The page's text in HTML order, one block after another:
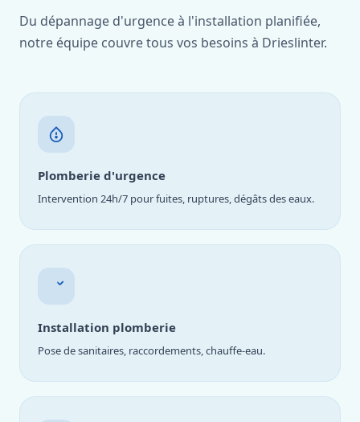
Du dépannage d'urgence à l'installation planifiée,
notre équipe couvre tous vos besoins à Drieslinter.
Plomberie d'urgence
Intervention 24h/7 pour fuites, ruptures, dégâts des eaux.
Installation plomberie
Pose de sanitaires, raccordements, chauffe-eau.